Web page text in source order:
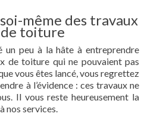
même des travaux
toiture
un peu à la hâte à entreprendre
de toiture qui ne pouvaient pas
vous êtes lancé, vous regrettez
à l’évidence : ces travaux ne
Il vous reste heureusement la
nos services.